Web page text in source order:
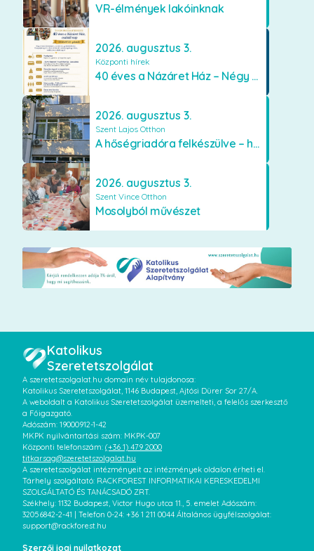
VR-élmények lakóinknak
2026. augusztus 3.
Központi hírek
40 éves a Názáret Ház – Négy évtized szeretetben és gondoskodásban
2026. augusztus 3.
Szent Lajos Otthon
A hőségriadóra felkészülve – hűsítő fejlesztések a Szent Lajos Otthonban
2026. augusztus 3.
Szent Vince Otthon
Mosolyból művészet
Katolikus
Szeretetszolgálat
A szeretetszolgalat.hu domain név tulajdonosa:
Katolikus Szeretetszolgálat, 1146 Budapest, Ajtósi Dürer Sor 27/A.
A weboldalt a Katolikus Szeretetszolgálat üzemelteti, a felelős szerkesztő
a Főigazgató.
Adószám: 19000912-1-42
MKPK nyilvántartási szám: MKPK-007
Központi telefonszám: (+36 1) 479 2000
titkarsag@szeretetszolgalat.hu
A szeretetszolgálat intézményeit az intézmények oldalon érheti el.
Tárhely szolgáltató: RACKFOREST INFORMATIKAI KERESKEDELMI
SZOLGÁLTATÓ ÉS TANÁCSADÓ ZRT.
Székhely: 1132 Budapest, Victor Hugo utca 11., 5. emelet Adószám:
32056842-2-41 | Telefon 0-24: +36 1 211 0044 Általános ügyfélszolgálat:
support@rackforest.hu
Szerzői jogi nyilatkozat